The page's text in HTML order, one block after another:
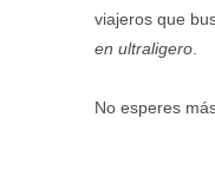
viajeros que
en ultraligero
No esperes